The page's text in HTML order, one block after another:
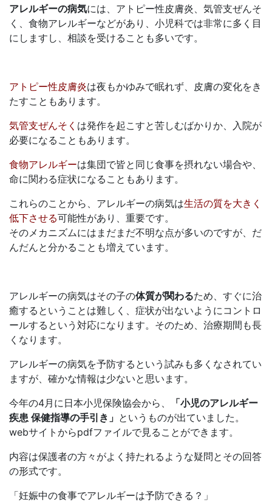
アレルギーの病気には、アトピー性皮膚炎、気管支ぜんそ
く、食物アレルギーなどがあり、小児科では非常に多く目
にしますし、相談を受けることも多いです。
アトピー性皮膚炎は夜もかゆみで眠れず、皮膚の変化をき
たすこともあります。
気管支ぜんそく は発作を起こすと苦しむばかりか、入院が
必要になることもあります。
食物アレルギーは集団で皆と同じ食事を摂れない場合や、
命に関わる症状になることもあります。
これらのことから、アレルギーの病気は生活の質を大きく
低下させる可能性があり、重要です。
そのメカニズムにはまだまだ不明な点が多いのですが、だ
んだんと分かることも増えています。
アレルギーの病気はその子の体質が関わるため、すぐに治
癒するということは難しく、症状が出ないようにコントロ
ールするという対応になります。そのため、治療期間も長
くなります。
アレルギーの病気を予防するという試みも多くなされてい
ますが、確かな情報は少ないと思います。
今年の4月に日本小児保険協会から、
「小児のアレルギー
疾患 保健指導の手引き」 というものが出ていました。
webサイトからpdfファイルで見ることができます。
内容は保護者の方々がよく持たれるような疑問とその回答
の形式です。
「妊娠中の食事でアレルギーは予防できる？」